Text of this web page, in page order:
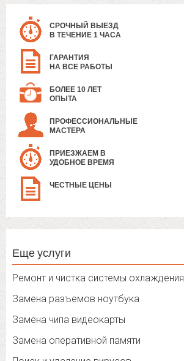
СРОЧНЫЙ ВЫЕЗД
В ТЕЧЕНИЕ 1 ЧАСА
ГАРАНТИЯ
НА ВСЕ РАБОТЫ
БОЛЕЕ 10 ЛЕТ
ОПЫТА
ПРОФЕССИОНАЛЬНЫЕ
МАСТЕРА
ПРИЕЗЖАЕМ В
УДОБНОЕ ВРЕМЯ
ЧЕСТНЫЕ ЦЕНЫ
Еще услуги
Ремонт и чистка системы охлаждения
Замена разъемов ноутбука
Замена чипа видеокарты
Замена оперативной памяти